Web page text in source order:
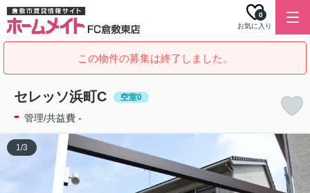
お気に入り
0
この物件の募集は終了しました。
セレッソ浜町C 空室0
- 管理/共益費 -
1/3